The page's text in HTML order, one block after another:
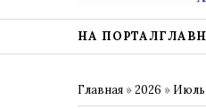
НА ПОРТАЛ
Главная »2026 » Июль